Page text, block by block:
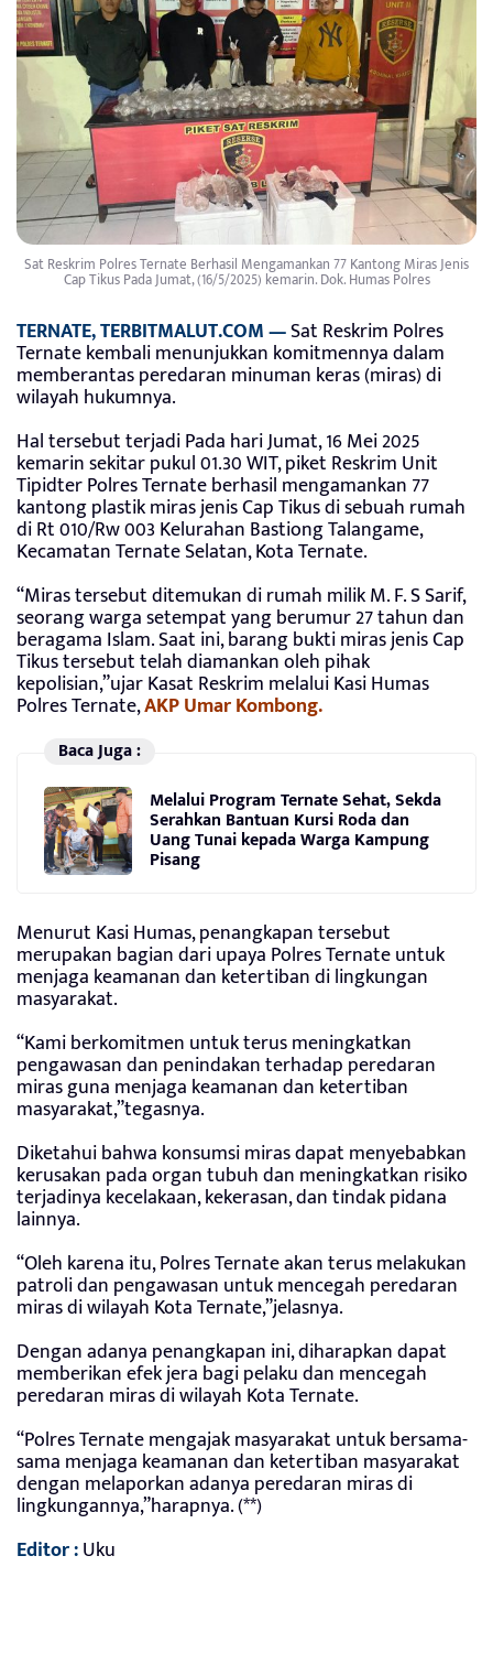
Sat Reskrim Polres Ternate Berhasil Mengamankan 77 Kantong Miras Jenis
Cap Tikus Pada Jumat, (16/5/2025) kemarin. Dok. Humas Polres
TERNATE, TERBITMALUT.COM —Sat Reskrim Polres
Ternate kembali menunjukkan komitmennya dalam
memberantas peredaran minuman keras (miras) di
wilayah hukumnya.
Hal tersebut terjadi Pada hari Jumat, 16 Mei 2025
kemarin sekitar pukul 01.30 WIT, piket Reskrim Unit
Tipidter Polres Ternate berhasil mengamankan 77
kantong plastik miras jenis Cap Tikus di sebuah rumah
di Rt 010/Rw 003 Kelurahan Bastiong Talangame,
Kecamatan Ternate Selatan, Kota Ternate.
“Miras tersebut ditemukan di rumah milik M. F. S Sarif,
seorang warga setempat yang berumur 27 tahun dan
beragama Islam. Saat ini, barang bukti miras jenis Cap
Tikus tersebut telah diamankan oleh pihak
kepolisian,”ujar Kasat Reskrim melalui Kasi Humas
Polres Ternate,AKP Umar Kombong.
Baca Juga :
Melalui Program Ternate Sehat, Sekda
Serahkan Bantuan Kursi Roda dan
Uang Tunai kepada Warga Kampung
Pisang
Menurut Kasi Humas, penangkapan tersebut
merupakan bagian dari upaya Polres Ternate untuk
menjaga keamanan dan ketertiban di lingkungan
masyarakat.
“Kami berkomitmen untuk terus meningkatkan
pengawasan dan penindakan terhadap peredaran
miras guna menjaga keamanan dan ketertiban
masyarakat,”tegasnya.
Diketahui bahwa konsumsi miras dapat menyebabkan
kerusakan pada organ tubuh dan meningkatkan risiko
terjadinya kecelakaan, kekerasan, dan tindak pidana
lainnya.
“Oleh karena itu, Polres Ternate akan terus melakukan
patroli dan pengawasan untuk mencegah peredaran
miras di wilayah Kota Ternate,”jelasnya.
Dengan adanya penangkapan ini, diharapkan dapat
memberikan efek jera bagi pelaku dan mencegah
peredaran miras di wilayah Kota Ternate.
“Polres Ternate mengajak masyarakat untuk bersama-
sama menjaga keamanan dan ketertiban masyarakat
dengan melaporkan adanya peredaran miras di
lingkungannya,”harapnya. (**)
Editor :Uku